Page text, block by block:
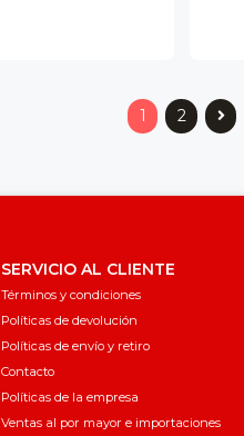
1 2
SERVICIO AL CLIENTE
Términos y condiciones
Políticas de devolución
Políticas de envío y retiro
Contacto
Políticas de la empresa
Ventas al por mayor e importaciones